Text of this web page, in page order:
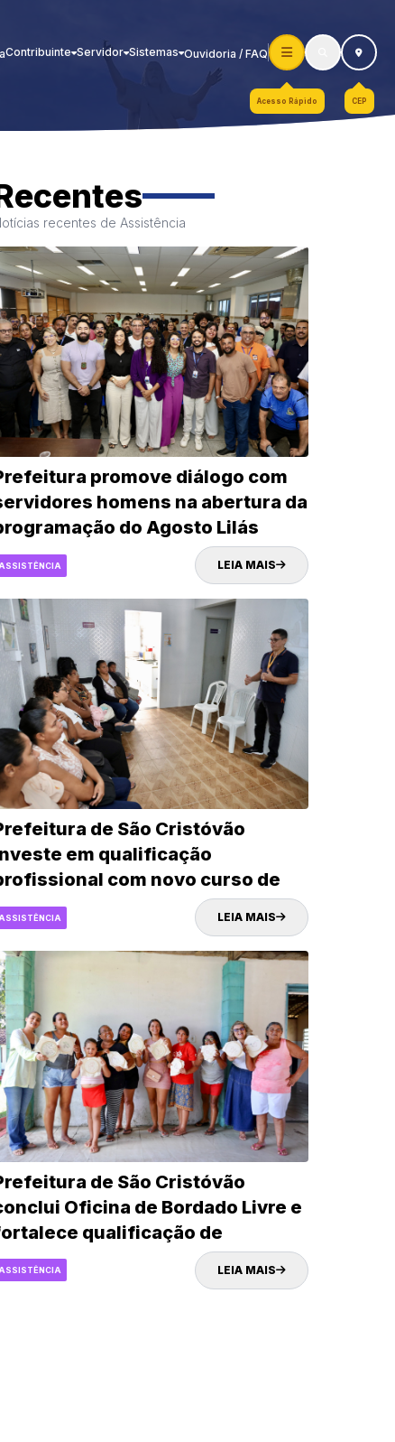
Contribuinte Servidor Sistemas Ouvidoria / FAQ
Acesso Rápido CEP
recentes de Assistência
promove diálogo com
homens na abertura da
do Agosto Lilás
ASSISTÊNCIA LEIA MAIS
de São Cristóvão
em qualificação
com novo curso de
e Salgados em parceria
Senac
ASSISTÊNCIA LEIA MAIS
de São Cristóvão
Oficina de Bordado Livre e
qualificação de
da Ingazeira
ASSISTÊNCIA LEIA MAIS